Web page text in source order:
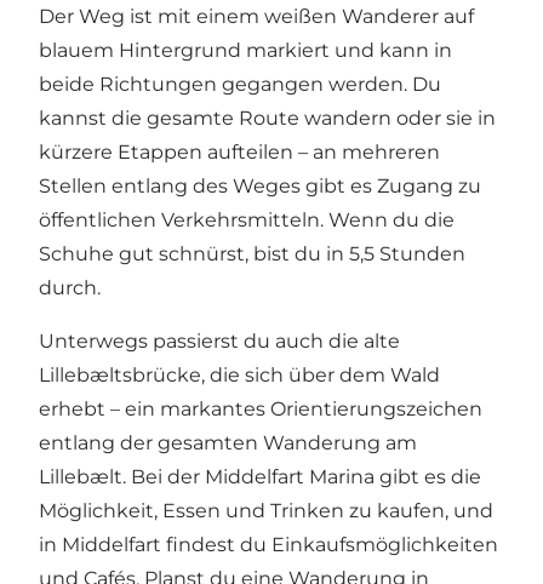
Der Weg ist mit einem weißen Wanderer auf
blauem Hintergrund markiert und kann in
beide Richtungen gegangen werden. Du
kannst die gesamte Route wandern oder sie in
kürzere Etappen aufteilen – an mehreren
Stellen entlang des Weges gibt es Zugang zu
öffentlichen Verkehrsmitteln. Wenn du die
Schuhe gut schnürst, bist du in 5,5 Stunden
durch.
Unterwegs passierst du auch die alte
Lillebæltsbrücke, die sich über dem Wald
erhebt – ein markantes Orientierungszeichen
entlang der gesamten Wanderung am
Lillebælt. Bei der Middelfart Marina gibt es die
Möglichkeit, Essen und Trinken zu kaufen, und
in Middelfart findest du Einkaufsmöglichkeiten
und Cafés. Planst du eine Wanderung in